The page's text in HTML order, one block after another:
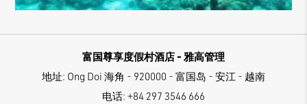
富国尊享度假村酒店 - 雅高管理
地址: Ong Doi 海角 - 920000 - 富国岛 - 安江 - 越南
电话: +84 297 3546 666